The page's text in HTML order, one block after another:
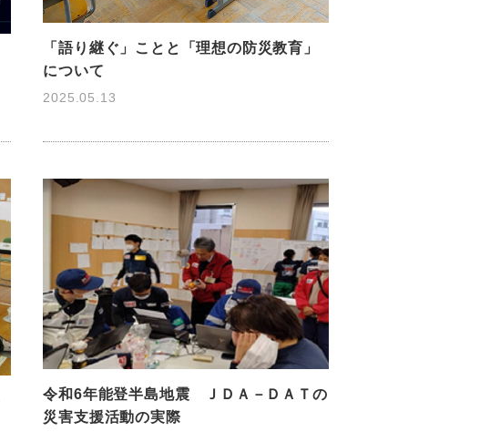
「語り継ぐ」ことと「理想の防災教育」
について
2025.05.13
令和6年能登半島地震 ＪＤＡ－ＤＡＴの
災害支援活動の実際